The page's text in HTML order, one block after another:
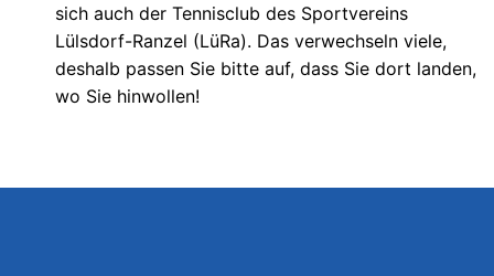
sich auch der Tennisclub des Sportvereins
Lülsdorf-Ranzel (LüRa). Das verwechseln viele,
deshalb passen Sie bitte auf, dass Sie dort landen,
wo Sie hinwollen!